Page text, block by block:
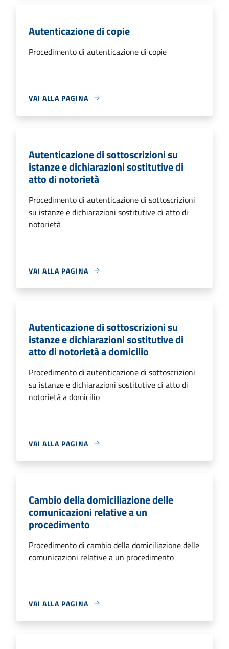
Autenticazione di copie
Procedimento di autenticazione di copie
VAI ALLA PAGINA
Autenticazione di sottoscrizioni su
istanze e dichiarazioni sostitutive di
atto di notorietà
Procedimento di autenticazione di sottoscrizioni
su istanze e dichiarazioni sostitutive di atto di
notorietà
VAI ALLA PAGINA
Autenticazione di sottoscrizioni su
istanze e dichiarazioni sostitutive di
atto di notorietà a domicilio
Procedimento di autenticazione di sottoscrizioni
su istanze e dichiarazioni sostitutive di atto di
notorietà a domicilio
VAI ALLA PAGINA
Cambio della domiciliazione delle
comunicazioni relative a un
procedimento
Procedimento di cambio della domiciliazione delle
comunicazioni relative a un procedimento
VAI ALLA PAGINA